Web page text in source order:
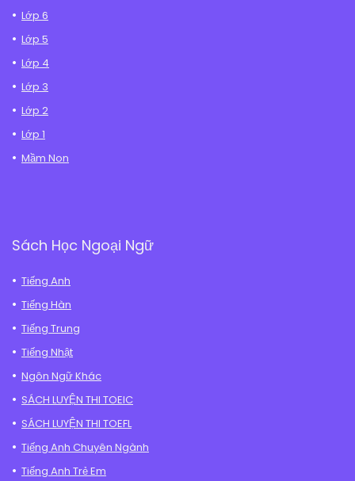
Lớp 6
Lớp 5
Lớp 4
Lớp 3
Lớp 2
Lớp 1
Mầm Non
Sách Học Ngoại Ngữ
Tiếng Anh
Tiếng Hàn
Tiếng Trung
Tiếng Nhật
Ngôn Ngữ Khác
SÁCH LUYỆN THI TOEIC
SÁCH LUYỆN THI TOEFL
Tiếng Anh Chuyên Ngành
Tiếng Anh Trẻ Em